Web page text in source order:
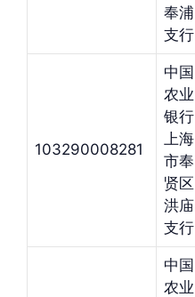
奉浦
支行
103290008281
中国
农业
银行
上海
市奉
贤区
洪庙
支行
中国
农业